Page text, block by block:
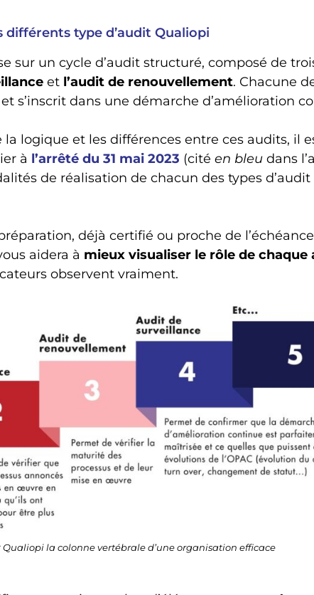
différents type d’audit Qualiopi
sur un cycle d’audit structuré, composé de
et l’audit de renouvellement. Chacune
s’inscrit dans une démarche d’amélioration
logique et les différences entre ces audits, il
à l’arrêté du 31 mai 2023 (cité en bleudans
de réalisation de chacun des types
déjà certifié ou proche de
aidera à mieux visualiser le rôle de chaque
observent vraiment.
Qualiopi la colonne vertébrale d’une organisation efficace